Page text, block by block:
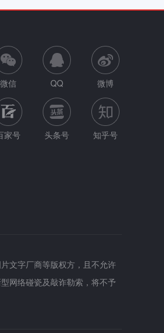
微信 QQ 微博
家号 头条号 知乎号
文字厂商等版权方，且不允许
网络碰瓷及敲诈勒索，将不予